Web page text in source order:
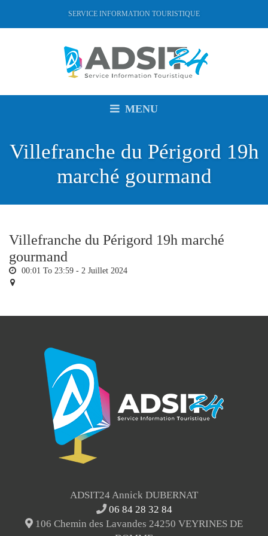
SERVICE INFORMATION TOURISTIQUE
MENU
Villefranche du Périgord 19h
marché gourmand
Villefranche du Périgord 19h marché
gourmand
00:01 To 23:59 - 2 Juillet 2024
ADSIT24 Annick DUBERNAT
06 84 28 32 84
106 Chemin des Lavandes 24250 VEYRINES DE